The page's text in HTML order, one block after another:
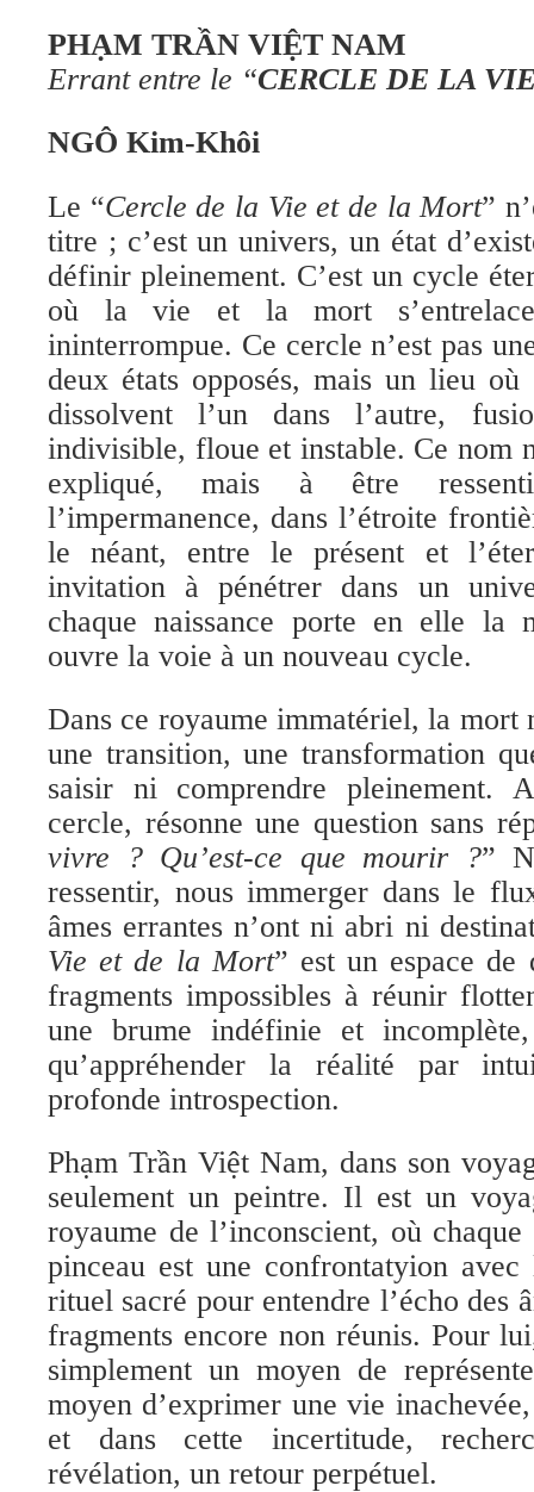
PHẠM TRẦN VIỆT NAM
Errant entre le “CERCLE DE LA
NGÔ Kim-Khôi
Le “Cercle de la Vie et de la Mort”
titre ; c’est un univers, un état
définir pleinement. C’est un cycle
où la vie et la mort
ininterrompue. Ce cercle n’est pas
deux états opposés, mais un lieu où
dissolvent l’un dans l’autre,
indivisible, floue et instable. Ce nom
expliqué, mais à être
l’impermanence, dans l’étroite
le néant, entre le présent et
invitation à pénétrer dans un
chaque naissance porte en elle la
ouvre la voie à un nouveau cycle.
Dans ce royaume immatériel, la mort
une transition, une transformation
saisir ni comprendre pleinement.
cercle, résonne une question sans
vivre ? Qu’est-ce que mourir ?”
ressentir, nous immerger dans le
âmes errantes n’ont ni abri ni
Vie et de la Mort” est un espace de
fragments impossibles à réunir
une brume indéfinie et
qu’appréhender la réalité par
profonde introspection.
Phạm Trần Việt Nam, dans son
seulement un peintre. Il est un
royaume de l’inconscient, où
pinceau est une confrontatyion avec
rituel sacré pour entendre l’écho des
fragments encore non réunis. Pour
simplement un moyen de
moyen d’exprimer une vie
et dans cette incertitude,
révélation, un retour perpétuel.